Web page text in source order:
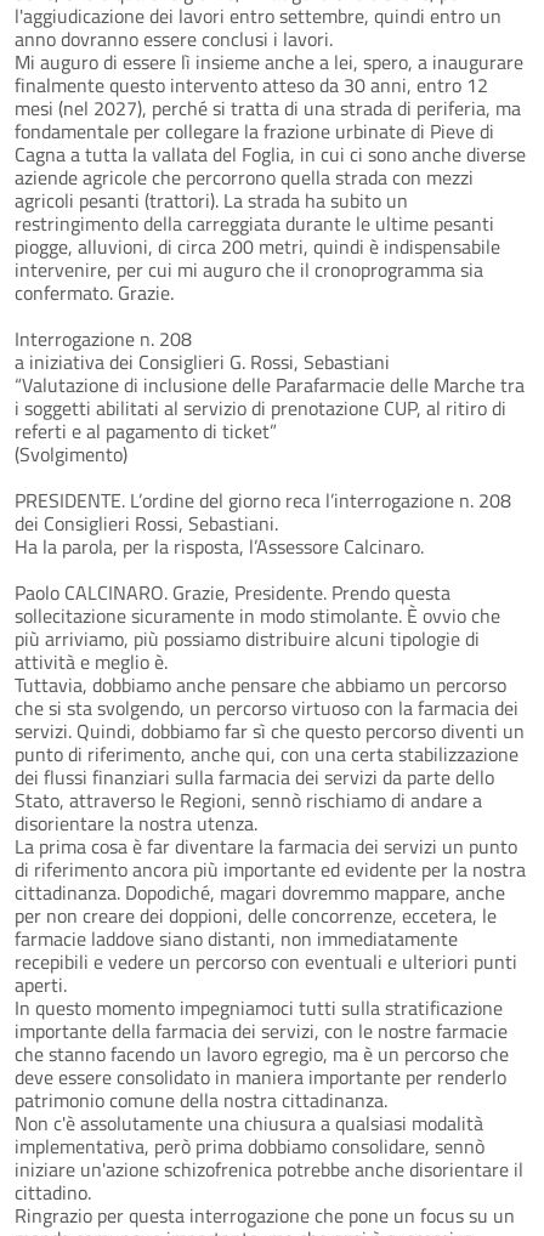
l'aggiudicazione dei lavori entro settembre, quindi entro un
anno dovranno essere conclusi i lavori.
Mi auguro di essere lì insieme anche a lei, spero, a inaugurare
finalmente questo intervento atteso da 30 anni, entro 12
mesi (nel 2027), perché si tratta di una strada di periferia, ma
fondamentale per collegare la frazione urbinate di Pieve di
Cagna a tutta la vallata del Foglia, in cui ci sono anche diverse
aziende agricole che percorrono quella strada con mezzi
agricoli pesanti (trattori). La strada ha subito un
restringimento della carreggiata durante le ultime pesanti
piogge, alluvioni, di circa 200 metri, quindi è indispensabile
intervenire, per cui mi auguro che il cronoprogramma sia
confermato. Grazie.
Interrogazione n. 208
a iniziativa dei Consiglieri G. Rossi, Sebastiani
“Valutazione di inclusione delle Parafarmacie delle Marche tra
i soggetti abilitati al servizio di prenotazione CUP, al ritiro di
referti e al pagamento di ticket”
(Svolgimento)
PRESIDENTE. L’ordine del giorno reca l’interrogazione n. 208
dei Consiglieri Rossi, Sebastiani.
Ha la parola, per la risposta, l’Assessore Calcinaro.
Paolo CALCINARO. Grazie, Presidente. Prendo questa
sollecitazione sicuramente in modo stimolante. È ovvio che
più arriviamo, più possiamo distribuire alcuni tipologie di
attività e meglio è.
Tuttavia, dobbiamo anche pensare che abbiamo un percorso
che si sta svolgendo, un percorso virtuoso con la farmacia dei
servizi. Quindi, dobbiamo far sì che questo percorso diventi un
punto di riferimento, anche qui, con una certa stabilizzazione
dei flussi finanziari sulla farmacia dei servizi da parte dello
Stato, attraverso le Regioni, sennò rischiamo di andare a
disorientare la nostra utenza.
La prima cosa è far diventare la farmacia dei servizi un punto
di riferimento ancora più importante ed evidente per la nostra
cittadinanza. Dopodiché, magari dovremmo mappare, anche
per non creare dei doppioni, delle concorrenze, eccetera, le
farmacie laddove siano distanti, non immediatamente
recepibili e vedere un percorso con eventuali e ulteriori punti
aperti.
In questo momento impegniamoci tutti sulla stratificazione
importante della farmacia dei servizi, con le nostre farmacie
che stanno facendo un lavoro egregio, ma è un percorso che
deve essere consolidato in maniera importante per renderlo
patrimonio comune della nostra cittadinanza.
Non c'è assolutamente una chiusura a qualsiasi modalità
implementativa, però prima dobbiamo consolidare, sennò
iniziare un'azione schizofrenica potrebbe anche disorientare il
cittadino.
Ringrazio per questa interrogazione che pone un focus su un